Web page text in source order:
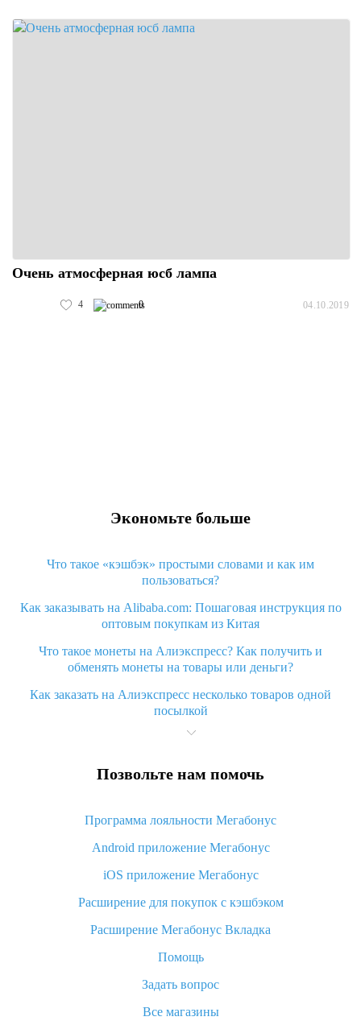
Очень атмосферная юсб лампа
4 0 04.10.2019
Экономьте больше
Что такое «кэшбэк» простыми словами и как им
пользоваться?
Как заказывать на Alibaba.com: Пошаговая инструкция по
оптовым покупкам из Китая
Что такое монеты на Алиэкспресс? Как получить и
обменять монеты на товары или деньги?
Как заказать на Алиэкспресс несколько товаров одной
посылкой
Что значит статус «Заказ закрыт» на Алиэкспресс и что
Что делать, если Алиэкспресс просит ввести паспортные
Как узнать, куда пришла посылка с Алиэкспресс
Вы отменили заказ на Алиэкспресс, когда вернут деньги?
Что такое баллы на Алиэкспресс, как их получить и
«AliExpress Standard Shipping»: что это за метод доставки и
как его отслеживать
Как покупать оптом на Алиэкспресс
Что делать, если не пришел товар с Алиэкспресс
Позвольте нам помочь
Программа лояльности Мегабонус
Android приложение Мегабонус
iOS приложение Мегабонус
Расширение для покупок с кэшбэком
Расширение Мегабонус Вкладка
Помощь
Задать вопрос
Все магазины